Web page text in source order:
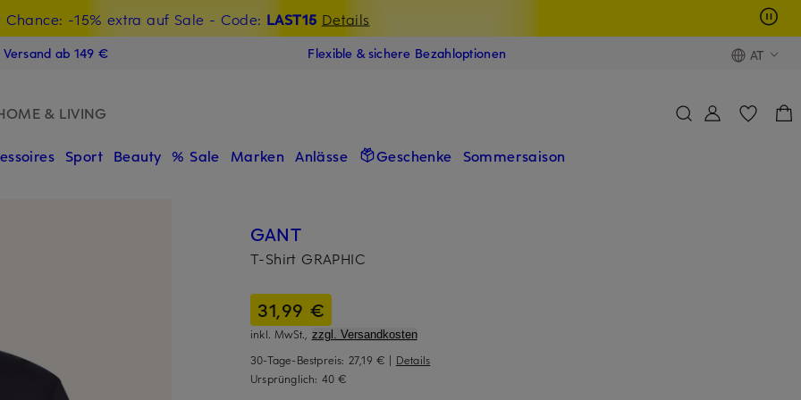
Chance: -15% extra auf Sale - Code: LAST15 Details
Willkommensgutschein mit Beyond sichern
ab 149 € Flexible & sichere Bezahloptionen AT
& LIVING
Sport Beauty % Sale Marken Anlässe Geschenke Sommersaison
GANT
T-Shirt GRAPHIC
31,99 €
inkl. MwSt., zzgl. Versandkosten
30-Tage-Bestpreis: 27,19 € | Details
Ursprünglich: 40 €